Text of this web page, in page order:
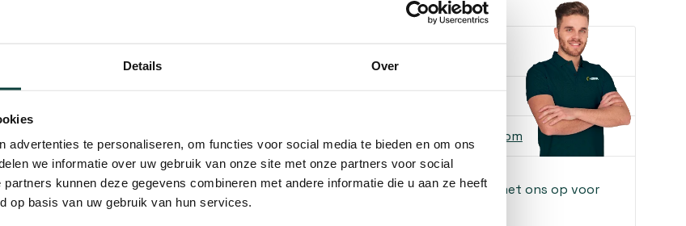
Details Over
advertenties te personaliseren, om functies voor social media te bieden en om ons
we informatie over uw gebruik van onze site met onze partners voor social
kunnen deze gegevens combineren met andere informatie die u aan ze heeft
op basis van uw gebruik van hun services.
aluminium
de belasting op
slotpatroon,
geschikt voor
een veelzijdige
De
voor
Mail ons info@heebra.com
Hovenier of klusbedrijf? Neem contact met ons op voor